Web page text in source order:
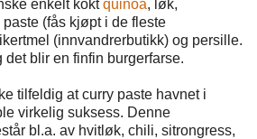
enkelt koktquinoa, løk,
(fås kjøpt i de fleste
(innvandrerbutikk) og persille.
det blir en finfin burgerfarse.
tilfeldig at curry paste havnet i
virkelig suksess. Denne
bl.a. av hvitløk, chili, sitrongress,